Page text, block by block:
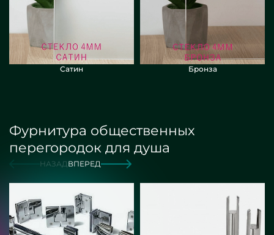
Сатин Бронза
Фурнитура общественных
перегородок для душа
НАЗАДВПЕРЕД